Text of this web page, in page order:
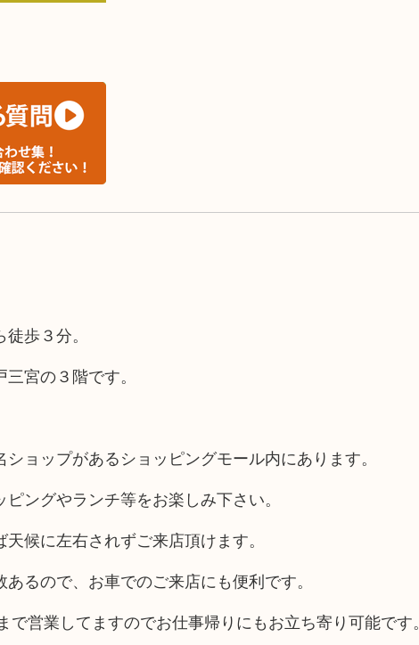
歩３分。
宮の３階です。
ョップがあるショッピングモール内にあります。
ングやランチ等をお楽しみ下さい。
候に左右されずご来店頂けます。
るので、お車でのご来店にも便利です。
で営業してますのでお仕事帰りにもお立ち寄り可能です。